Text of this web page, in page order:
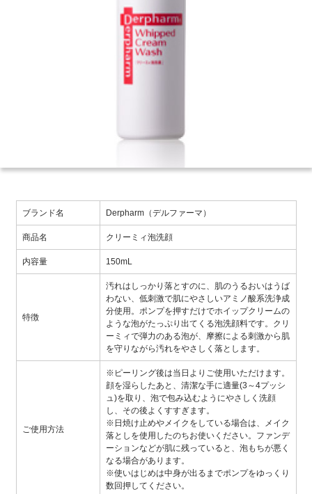
ブランド名 Derpharm（デルファーマ）
商品名 クリーミィ泡洗顔
内容量 150mL
特徴
汚れはしっかり落とすのに、肌のうるおいはうば
わない、低刺激で肌にやさしいアミノ酸系洗浄成
分使用。ポンプを押すだけでホイップクリームの
ような泡がたっぷり出てくる泡洗顔料です。クリ
ーミィで弾力のある泡が、摩擦による刺激から肌
を守りながら汚れをやさしく落とします。
ご使用方法
※ピーリング後は当日よりご使用いただけます。
顔を湿らしたあと、清潔な手に適量(3～4プッシ
ュ)を取り、泡で包み込むようにやさしく洗顔
し、その後よくすすぎます。
※日焼け止めやメイクをしている場合は、メイク
落としを使用したのちお使いください。ファンデ
ーションなどが肌に残っていると、泡もちが悪く
なる場合があります。
※使いはじめは中身が出るまでポンプをゆっくり
数回押してください。